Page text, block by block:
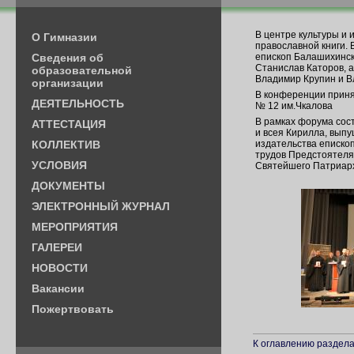
О Гимназии
Cведения об
образовательной
организации
ДЕЯТЕЛЬНОСТЬ
АТТЕСТАЦИЯ
КОЛЛЕКТИВ
УСЛОВИЯ
ДОКУМЕНТЫ
ЭЛЕКТРОННЫЙ ЖУРНАЛ
МЕРОПРИЯТИЯ
ГАЛЕРЕИ
НОВОСТИ
Вакансии
Пожертвовать
В центре культуры и
православной книги.
епископ
Станислав Каторов,
Владимир Крупин и
В конференции
№ 12 им.Чкалова
В рамках форума
и всея Кирилла,
издательства
трудов
Святейшего
К оглавлению